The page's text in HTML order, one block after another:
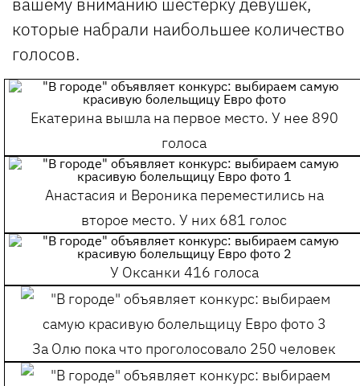
которые набрали наибольшее количество
голосов.
Екатерина вышла на первое место. У нее 890
голоса
Анастасия и Вероника переместились на
второе место. У них 681 голос
У Оксанки 416 голоса
За Олю пока что проголосовало 250 человек